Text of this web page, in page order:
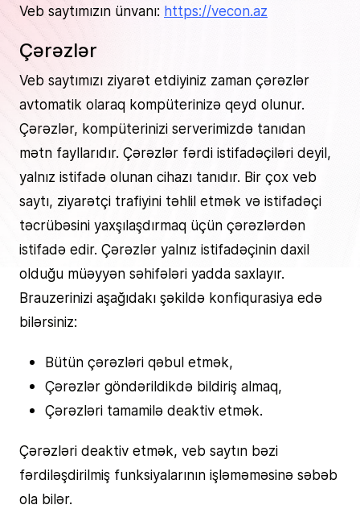
Veb saytımızın ünvanı: https://vecon.az
Çərəzlər
Veb saytımızı ziyarət etdiyiniz zaman çərəzlər
avtomatik olaraq kompüterinizə qeyd olunur.
Çərəzlər, kompüterinizi serverimizdə tanıdan
mətn fayllarıdır. Çərəzlər fərdi istifadəçiləri deyil,
yalnız istifadə olunan cihazı tanıdır. Bir çox veb
saytı, ziyarətçi trafiyini təhlil etmək və istifadəçi
təcrübəsini yaxşılaşdırmaq üçün çərəzlərdən
istifadə edir. Çərəzlər yalnız istifadəçinin daxil
olduğu müəyyən səhifələri yadda saxlayır.
Brauzerinizi aşağıdakı şəkildə konfiqurasiya edə
bilərsiniz:
Bütün çərəzləri qəbul etmək,
Çərəzlər göndərildikdə bildiriş almaq,
Çərəzləri tamamilə deaktiv etmək.
Çərəzləri deaktiv etmək, veb saytın bəzi
fərdiləşdirilmiş funksiyalarının işləməməsinə səbəb
ola bilər.